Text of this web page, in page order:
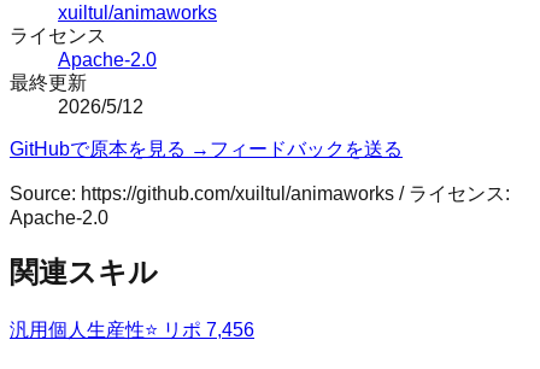
xuiltul/animaworks
ライセンス
Apache-2.0
最終更新
2026/5/12
GitHubで原本を見る → フィードバックを送る
Source: https://github.com/xuiltul/animaworks / ライセンス:
Apache-2.0
関連スキル
汎用個人生産性⭐ リポ 7,456